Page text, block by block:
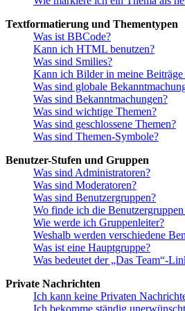
Textformatierung und Thementypen
Was ist BBCode?
Kann ich HTML benutzen?
Was sind Smilies?
Kann ich Bilder in meine Beiträge
Was sind globale
Was sind Bekanntmachungen?
Was sind wichtige Themen?
Was sind geschlossene Themen?
Was sind Themen-Symbole?
Benutzer-Stufen und Gruppen
Was sind Administratoren?
Was sind Moderatoren?
Was sind Benutzergruppen?
Wo finde ich die
Wie werde ich Gruppenleiter?
Weshalb werden verschiedene
Was ist eine Hauptgruppe?
Was bedeutet der „Das Team“-
Private Nachrichten
Ich kann keine Privaten